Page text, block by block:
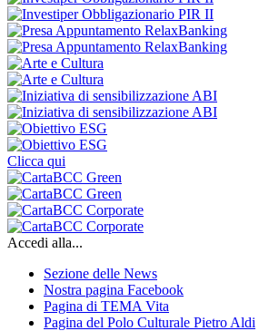
Clicca qui
Accedi alla...
Sezione delle News
Nostra pagina Facebook
Pagina di TEMA Vita
Pagina del Polo Culturale Pietro Aldi